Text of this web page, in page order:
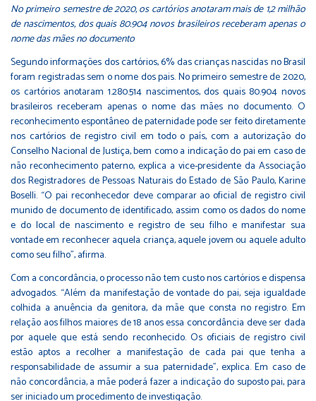
No primeiro semestre de 2020, os cartórios anotaram mais de 1,2 milhão
de nascimentos, dos quais 80.904 novos brasileiros receberam apenas o
nome das mães no documento
Segundo informações dos cartórios, 6% das crianças nascidas no Brasil
foram registradas sem o nome dos pais. No primeiro semestre de 2020,
os cartórios anotaram 1.280.514 nascimentos, dos quais 80.904 novos
brasileiros receberam apenas o nome das mães no documento. O
reconhecimento espontâneo de paternidade pode ser feito diretamente
nos cartórios de registro civil em todo o país, com a autorização do
Conselho Nacional de Justiça, bem como a indicação do pai em caso de
não reconhecimento paterno, explica a vice-presidente da Associação
dos Registradores de Pessoas Naturais do Estado de São Paulo, Karine
Boselli. “O pai reconhecedor deve comparar ao oficial de registro civil
munido de documento de identificado, assim como os dados do nome
e do local de nascimento e registro de seu filho e manifestar sua
vontade em reconhecer aquela criança, aquele jovem ou aquele adulto
como seu filho”, afirma.
Com a concordância, o processo não tem custo nos cartórios e dispensa
advogados. “Além da manifestação de vontade do pai, seja igualdade
colhida a anuência da genitora, da mãe que consta no registro. Em
relação aos filhos maiores de 18 anos essa concordância deve ser dada
por aquele que está sendo reconhecido. Os oficiais de registro civil
estão aptos a recolher a manifestação de cada pai que tenha a
responsabilidade de assumir a sua paternidade”, explica. Em caso de
não concordância, a mãe poderá fazer a indicação do suposto pai, para
ser iniciado um procedimento de investigação.